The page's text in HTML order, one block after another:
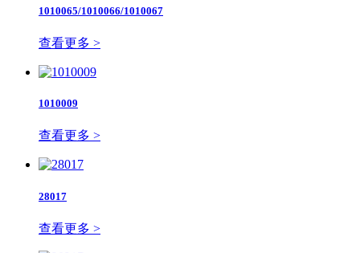
1010065/1010066/1010067
查看更多 >
1010009
查看更多 >
28017
查看更多 >